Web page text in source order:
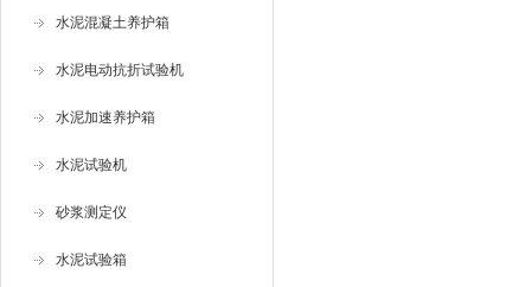
水泥混凝土养护箱
水泥电动抗折试验机
水泥加速养护箱
水泥试验机
砂浆测定仪
水泥试验箱